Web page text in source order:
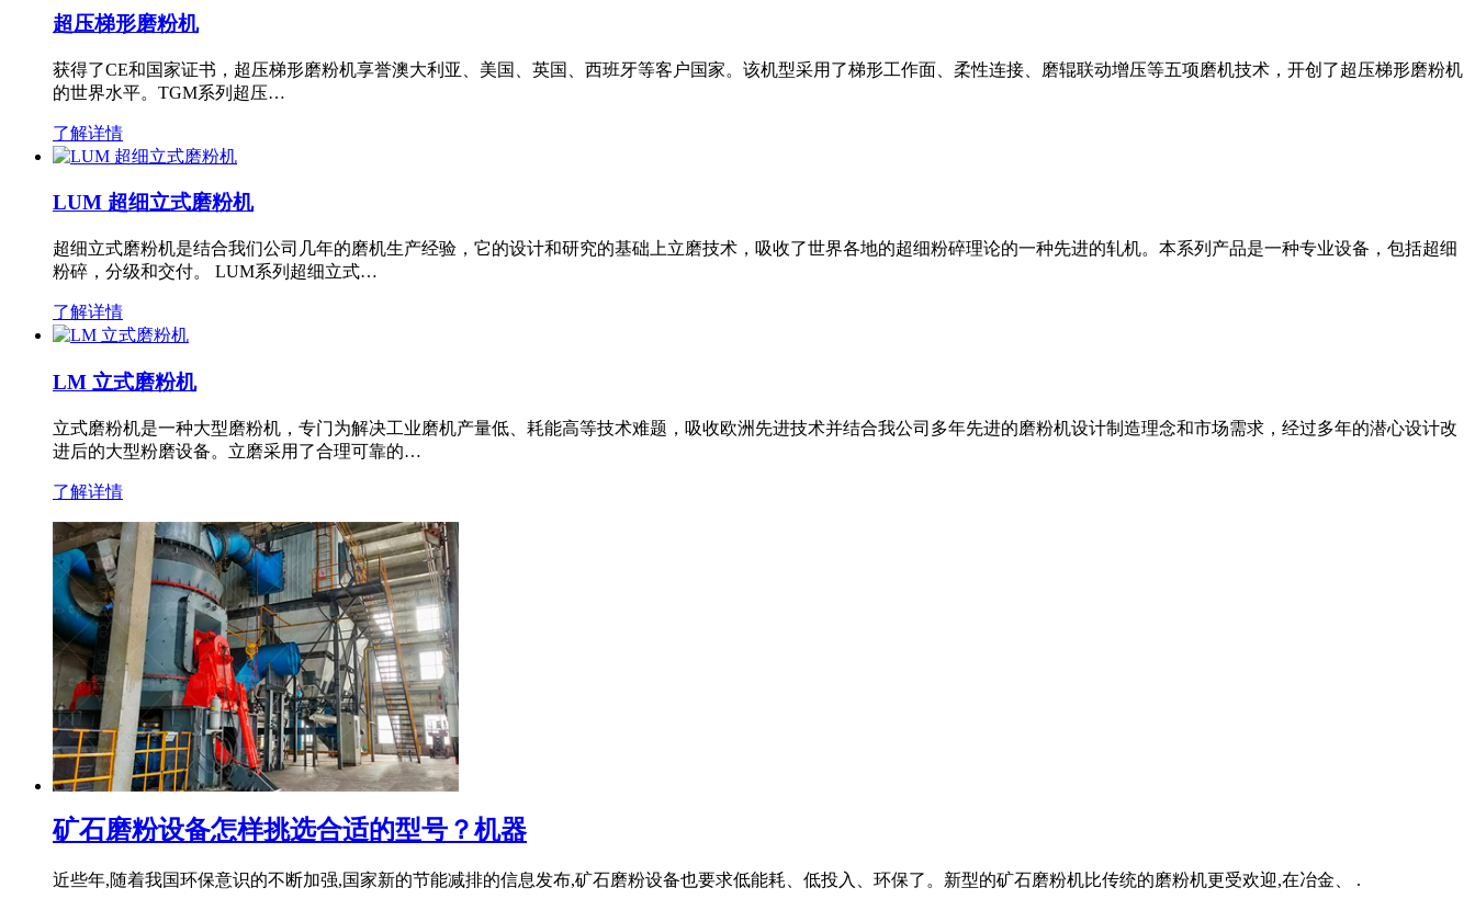
超压梯形磨粉机
获得了CE和国家证书，超压梯形磨粉机享誉澳大利亚、美国、英国、西班牙等客户国家。该机型采用了梯形工作面、柔性连接、磨辊联动增压等五项磨机技术，开创了超压梯形磨粉机
的世界水平。TGM系列超压…
了解详情
LUM 超细立式磨粉机
超细立式磨粉机是结合我们公司几年的磨机生产经验，它的设计和研究的基础上立磨技术，吸收了世界各地的超细粉碎理论的一种先进的轧机。本系列产品是一种专业设备，包括超细
粉碎，分级和交付。 LUM系列超细立式…
了解详情
LM 立式磨粉机
立式磨粉机是一种大型磨粉机，专门为解决工业磨机产量低、耗能高等技术难题，吸收欧洲先进技术并结合我公司多年先进的磨粉机设计制造理念和市场需求，经过多年的潜心设计改
进后的大型粉磨设备。立磨采用了合理可靠的…
了解详情
矿石磨粉设备怎样挑选合适的型号？机器
近些年,随着我国环保意识的不断加强,国家新的节能减排的信息发布,矿石磨粉设备也要求低能耗、低投入、环保了。新型的矿石磨粉机比传统的磨粉机更受欢迎,在冶金、 .